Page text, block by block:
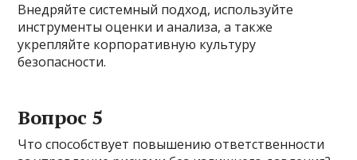
Внедряйте системный подход, используйте
инструменты оценки и анализа, а также
укрепляйте корпоративную культуру
безопасности.
Вопрос 5
Что способствует повышению ответственности